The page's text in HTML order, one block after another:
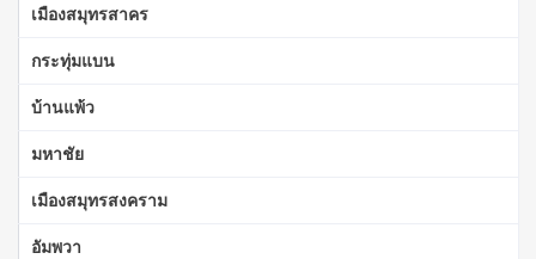
เมืองสมุทรสาคร
กระทุ่มแบน
บ้านแพ้ว
มหาชัย
เมืองสมุทรสงคราม
อัมพวา